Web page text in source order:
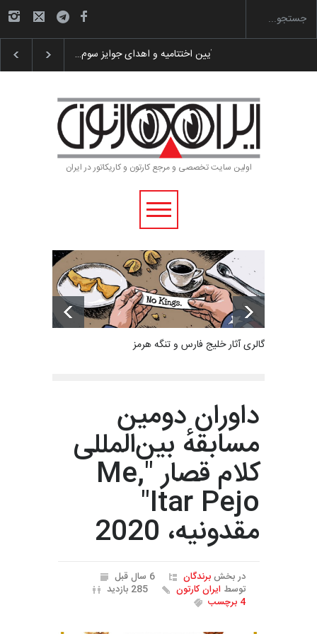
گزارش تصویری آیین اختتامیه و اهدای جوایز سوم…
اولین سایت تخصصی و مرجع کارتون و کاریکاتور در ایران
گالری آثار خلیج فارس و تنگه هرمز
داوران دومین
مسابقهٔ بین‌المللی
کلام قصار "Me,
Itar Pejo"
مقدونیه، 2020
در بخشبرندگان
6 سال قبل
توسط ایران کارتون
285 بازدید
4 برچسب